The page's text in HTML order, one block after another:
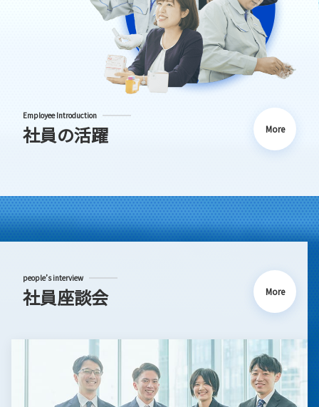
Employee Introduction
社員の活躍 More
people’s interview
社員座談会 More